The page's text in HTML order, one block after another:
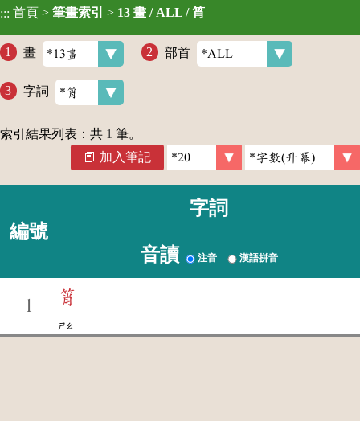
::: 首頁 > 筆畫索引 > 13 畫 / ALL / 筲
畫 部首
字詞
索引結果列表：共 1 筆。
加入筆記
編號
字詞
音讀 注音 漢語拼音
1 筲
ㄕㄠ